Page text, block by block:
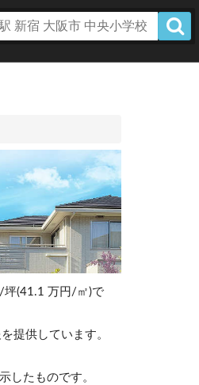
坪(41.1 万円/㎡)で
提供しています。
したものです。